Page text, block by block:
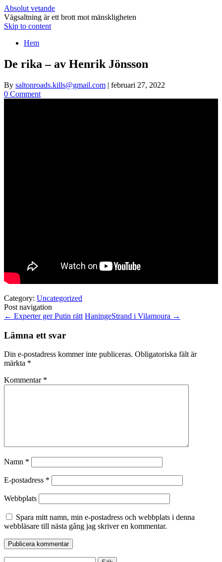
Absolut vetande
Vägsaltning är ett brott mot mänskligheten
Skip to content
Hem
De rika – av Henrik Jönsson
By saltonroads.kills@gmail.com | februari 27, 2022
0 Comment
Category: Uncategorized
Post navigation
← Experter ger Putin rätt HaningeStrand i Vilamoura →
Lämna ett svar
Din e-postadress kommer inte publiceras. Obligatoriska fält är
märkta *
Kommentar *
Namn *
E-postadress *
Webbplats
Spara mitt namn, min e-postadress och webbplats i denna
webbläsare till nästa gång jag skriver en kommentar.